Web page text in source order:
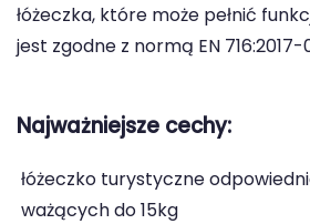
łóżeczka, które może pełnić
jest zgodne z normą EN 716:2017-
Najważniejsze cechy:
łóżeczko turystyczne
ważących do 15kg